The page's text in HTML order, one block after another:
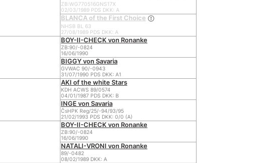
ZB:WG770516GNS17X
02/03/1989 PDS DKK: A
BLANCA of the First Choice
NHSB BL 63
27/08/1989 PDS DKK: A
BOY-II-CHECK von Ronanke
ZB:90/-0824
16/06/1990
BIGGY von Savaria
GVWAC 90/-0943
31/07/1990 PDS DKK: A1
AKI of the white Stars
KDH ACWS 89/0574
04/01/1987 PDS DKK: B
INGE von Savaria
ČsHPK Reg/25/-94/93/95
21/02/1993 PDS DKK: 0/0 (A)
BOY-II-CHECK von Ronanke
ZB:90/-0824
16/06/1990
NATALI-VRONI von Ronanke
89/-0482
08/02/1989 DKK: A